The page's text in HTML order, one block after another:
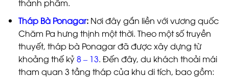
thành phẩm.
Tháp Bà Ponagar:Nơi đây gắn liền với vương quốc
Chăm Pa hưng thịnh một thời. Theo một số truyền
thuyết, tháp bà Ponagar đã được xây dựng từ
khoảng thế kỷ8 – 13. Đến đây, du khách thoải mái
tham quan 3 tầng tháp của khu di tích, bao gồm: